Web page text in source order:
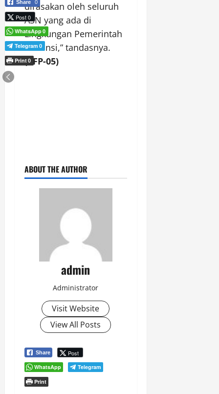
dirasakan oleh seluruh
ASN yang ada di
Lingkungan Pemerintah
Provinsi,” tandasnya.
(PFP-05)
ABOUT THE AUTHOR
admin
Administrator
Visit Website
View All Posts
Share Post
WhatsApp
Telegram
Print
Share 0
Post 0
WhatsApp0
Telegram 0
Print0